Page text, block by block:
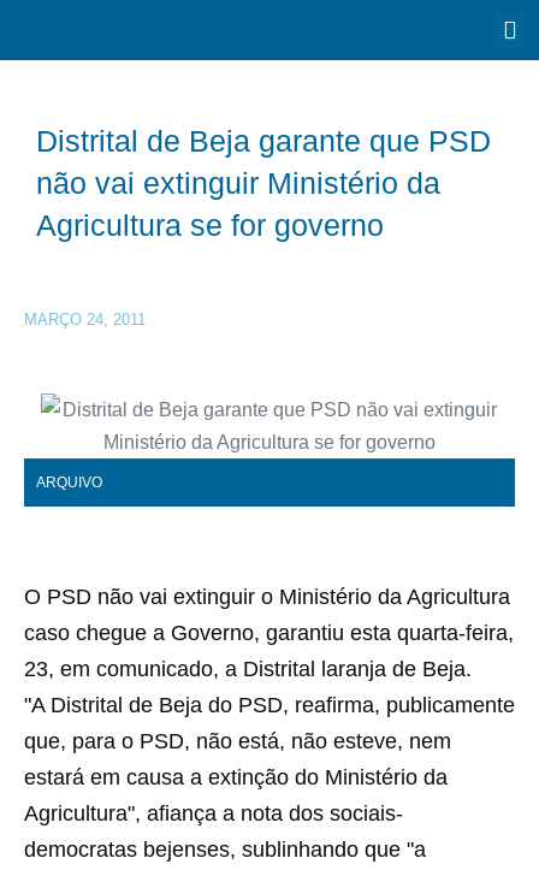
Distrital de Beja garante que PSD
não vai extinguir Ministério da
Agricultura se for governo
MARÇO 24, 2011
ARQUIVO
O PSD não vai extinguir o Ministério da Agricultura
caso chegue a Governo, garantiu esta quarta-feira,
23, em comunicado, a Distrital laranja de Beja.
"A Distrital de Beja do PSD, reafirma, publicamente
que, para o PSD, não está, não esteve, nem
estará em causa a extinção do Ministério da
Agricultura", afiança a nota dos sociais-
democratas bejenses, sublinhando que "a